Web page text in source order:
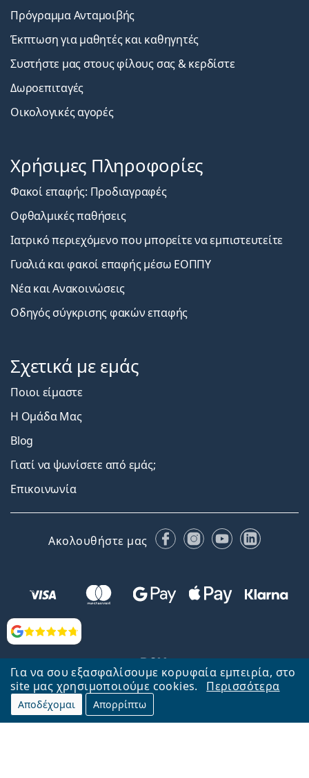
Για να σου εξασφαλίσουμε κορυφαία εμπειρία, στο
site μας χρησιμοποιούμε cookies.
Περισσότερα
Αποδέχομαι Απορρίπτω
Αξιολογήσεις
Πρόγραμμα Ανταμοιβής
Έκπτωση για μαθητές και καθηγητές
Συστήστε μας στους φίλους σας & κερδίστε
Δωροεπιταγές
Οικολογικές αγορές
Χρήσιμες Πληροφορίες
Φακοί επαφής: Προδιαγραφές
Οφθαλμικές παθήσεις
Ιατρικό περιεχόμενο που μπορείτε να εμπιστευτείτε
Γυαλιά και φακοί επαφής μέσω ΕΟΠΠΥ
Νέα και Ανακοινώσεις
Οδηγός σύγκρισης φακών επαφής
Σχετικά με εμάς
Ποιοι είμαστε
Η Ομάδα Μας
Blog
Γιατί να ψωνίσετε από εμάς;
Επικοινωνία
Ακολουθήστε μας FacebookInstagram
YouTubeLinkedIn
Επιστροφή στην αρχική σελίδα